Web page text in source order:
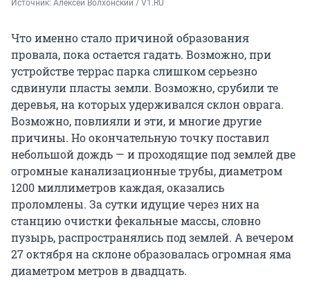
Источник: Алексей Волхонский / V1.RU
Что именно стало причиной образования
провала, пока остается гадать. Возможно, при
устройстве террас парка слишком серьезно
сдвинули пласты земли. Возможно, срубили те
деревья, на которых удерживался склон оврага.
Возможно, повлияли и эти, и многие другие
причины. Но окончательную точку поставил
небольшой дождь — и проходящие под землей две
огромные канализационные трубы, диаметром
1200 миллиметров каждая, оказались
проломлены. За сутки идущие через них на
станцию очистки фекальные массы, словно
пузырь, распространялись под землей. А вечером
27 октября на склоне образовалась огромная яма
диаметром метров в двадцать.